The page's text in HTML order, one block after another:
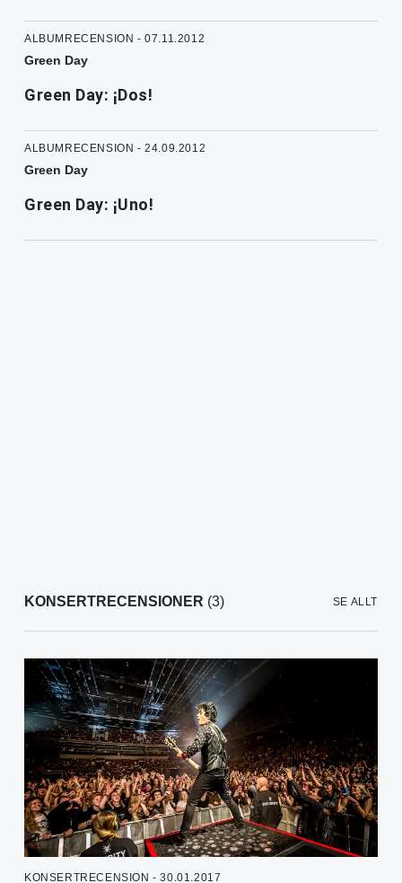
ALBUMRECENSION - 07.11.2012
Green Day
Green Day: ¡Dos!
ALBUMRECENSION - 24.09.2012
Green Day
Green Day: ¡Uno!
KONSERTRECENSIONER (3) SE ALLT
KONSERTRECENSION - 30.01.2017